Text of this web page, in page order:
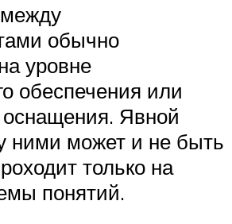
обычно
уровне
обеспечения или
оснащения. Явной
ними может и не быть
только на
понятий.